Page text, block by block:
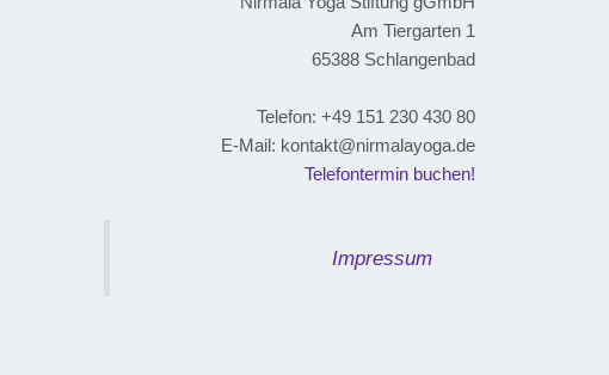
Am Tiergarten 1
65388 Schlangenbad
Telefon: ‭+49 151 230 430 80‬
E-Mail: kontakt@nirmalayoga.de
Telefontermin buchen!
Impressum